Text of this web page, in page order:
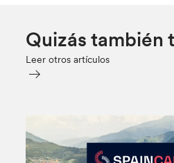
Quizás también
Leer otros artículos